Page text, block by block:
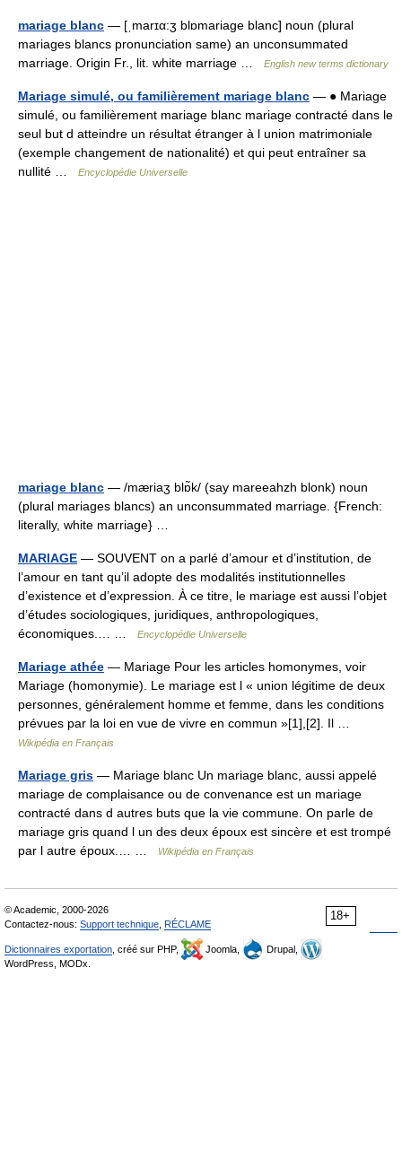
mariage blanc — [ˌmarɪα:ʒ blɒmariage blanc] noun (plural
mariages blancs pronunciation same) an unconsummated
marriage. Origin Fr., lit. white marriage …
English new terms dictionary
Mariage simulé, ou familièrement mariage blanc — ● Mariage
simulé, ou familièrement mariage blanc mariage contracté dans le
seul but d atteindre un résultat étranger à l union matrimoniale
(exemple changement de nationalité) et qui peut entraîner sa
nullité …
Encyclopédie Universelle
mariage blanc — /mæriaʒ blɒ̃k/ (say mareeahzh blonk) noun
(plural mariages blancs) an unconsummated marriage. {French:
literally, white marriage} …
MARIAGE — SOUVENT on a parlé d’amour et d’institution, de
l’amour en tant qu’il adopte des modalités institutionnelles
d’existence et d’expression. À ce titre, le mariage est aussi l’objet
d’études sociologiques, juridiques, anthropologiques,
économiques.… …
Encyclopédie Universelle
Mariage athée — Mariage Pour les articles homonymes, voir
Mariage (homonymie). Le mariage est l « union légitime de deux
personnes, généralement homme et femme, dans les conditions
prévues par la loi en vue de vivre en commun »[1],[2]. Il …
Wikipédia en Français
Mariage gris — Mariage blanc Un mariage blanc, aussi appelé
mariage de complaisance ou de convenance est un mariage
contracté dans d autres buts que la vie commune. On parle de
mariage gris quand l un des deux époux est sincère et est trompé
par l autre époux.… …
Wikipédia en Français
18+
© Academic, 2000-2026
Contactez-nous: Support technique RÉCLAME
Dictionnaires exportation , créé sur PHP, Joomla,
Drupal,
WordPress, MODx.